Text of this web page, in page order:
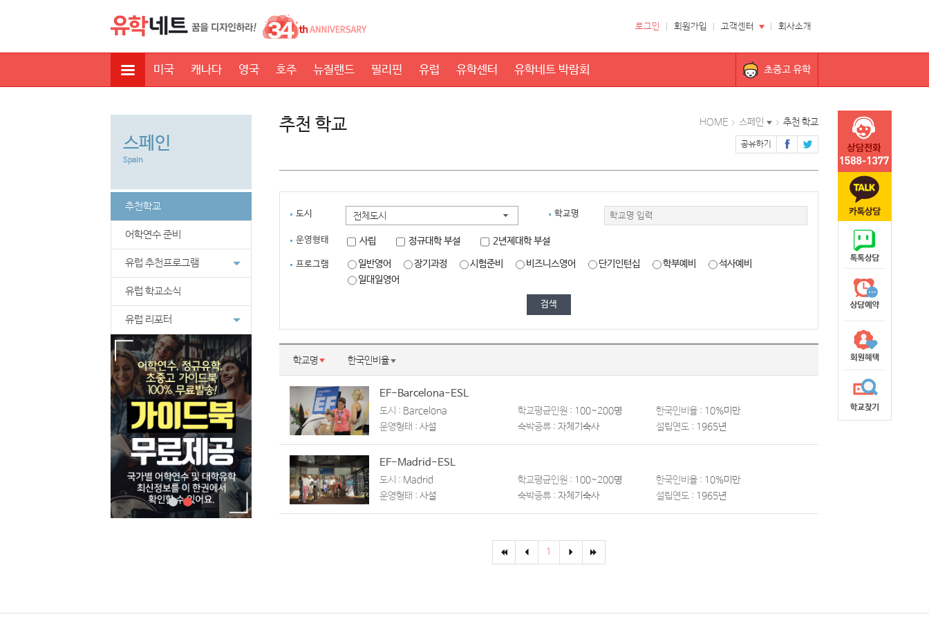
로그인 회원가입 고객센터 회사소개
미국 캐나다 영국 호주 뉴질랜드 필리핀 유럽 유학센터 유학네트 박람회 초중고 유학
스페인
Spain
추천학교
어학연수 준비
유럽 추천프로그램
유럽 학교소식
유럽 리포터
HOME 스페인 추천 학교
공유하기
추천 학교
도시 전체도시 학교명
운영형태
프로그램
사립 정규대학 부설 2년제대학 부설
일반영어 장기과정 시험준비 비즈니스영어 단기인턴십 학부예비
석사예비
일대일영어
검색
학교명 한국인비율
EF-Barcelona-ESL
도시 : Barcelona 학교평균인원 : 100~200명 한국인비율 : 10%미만
운영형태 : 사설 숙박종류 : 자체기숙사 설립연도 : 1965년
EF-Madrid-ESL
도시 : Madrid 학교평균인원 : 100~200명 한국인비율 : 10%미만
운영형태 : 사설 숙박종류 : 자체기숙사 설립연도 : 1965년
1